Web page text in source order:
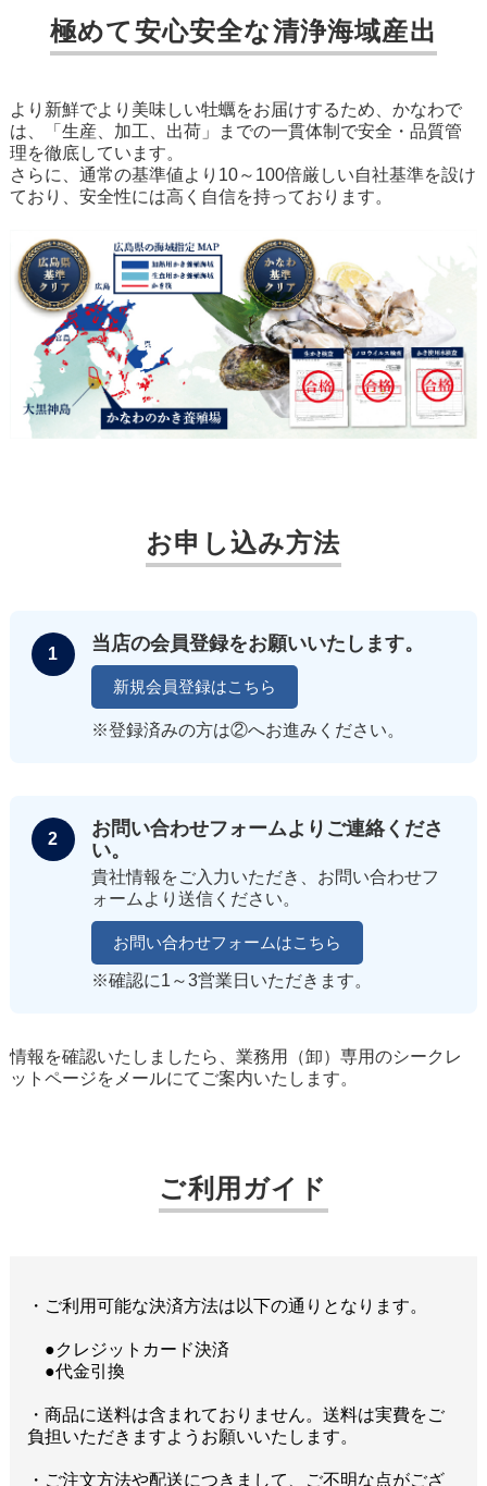
極めて安心安全な清浄海域産出
より新鮮でより美味しい牡蠣をお届けするため、かなわで
は、「生産、加工、出荷」までの一貫体制で安全・品質管
理を徹底しています。
さらに、通常の基準値より10～100倍厳しい自社基準を設け
ており、安全性には高く自信を持っております。
お申し込み方法
1 当店の会員登録をお願いいたします。
新規会員登録はこちら
※登録済みの方は②へお進みください。
2
お問い合わせフォームよりご連絡くださ
い。
貴社情報をご入力いただき、お問い合わせフ
ォームより送信ください。
お問い合わせフォームはこちら
※確認に1～3営業日いただきます。
情報を確認いたしましたら、業務用（卸）専用のシークレ
ットページをメールにてご案内いたします。
ご利用ガイド
・ご利用可能な決済方法は以下の通りとなります。
●クレジットカード決済
●代金引換
・商品に送料は含まれておりません。送料は実費をご
負担いただきますようお願いいたします。
・ご注文方法や配送につきまして、ご不明な点がござ